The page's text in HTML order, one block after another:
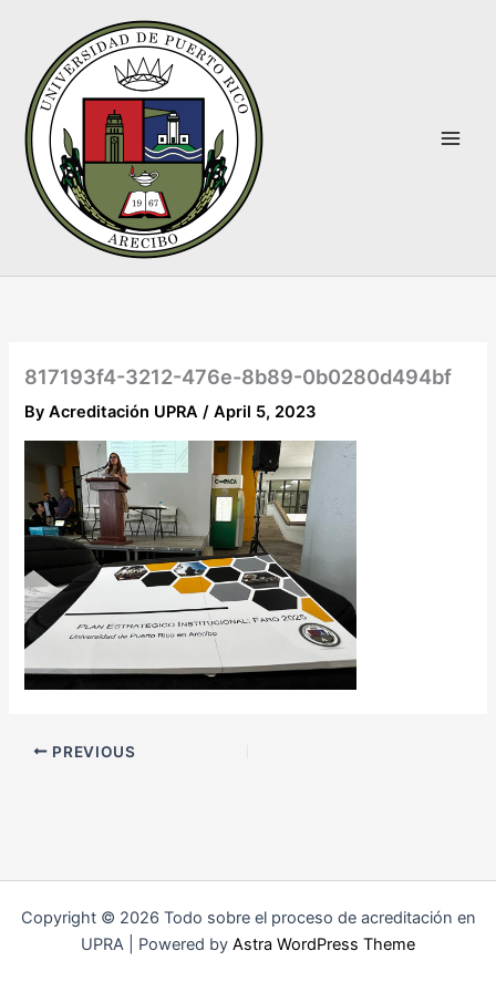
content
817193f4-3212-476e-8b89-0b0280d494bf
ByAcreditación UPRA/April 5, 2023
PREVIOUS
Copyright © 2026 Todo sobre el proceso de acreditación en
UPRA | Powered by Astra WordPress Theme